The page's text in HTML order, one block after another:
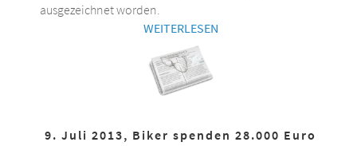
ausgezeichnet worden.
WEITERLESEN
9. Juli 2013, Biker spenden 28.000 Euro